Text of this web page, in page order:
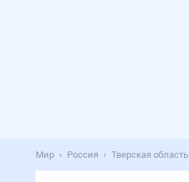
Мир Россия Тверская область